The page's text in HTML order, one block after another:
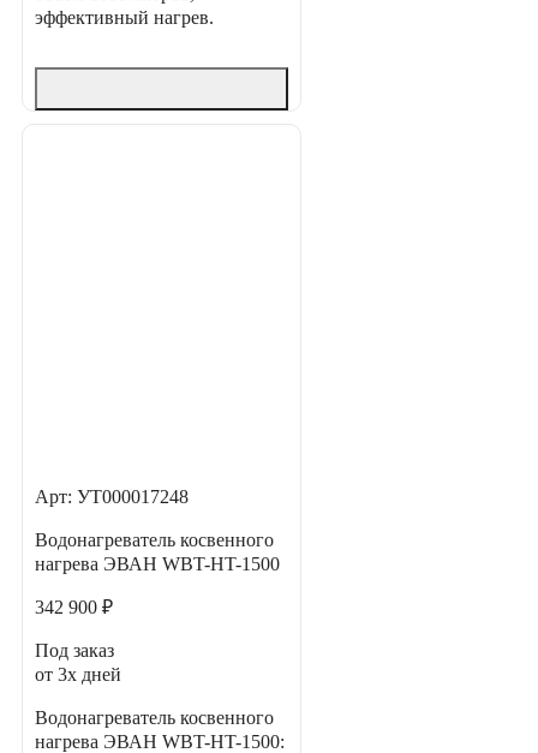
эффективный нагрев.
Арт: УТ000017248
Водонагреватель косвенного
нагрева ЭВАН WBT-HT-1500
342 900 ₽
Под заказ
от 3х дней
Водонагреватель косвенного
нагрева ЭВАН WBT-HT-1500: